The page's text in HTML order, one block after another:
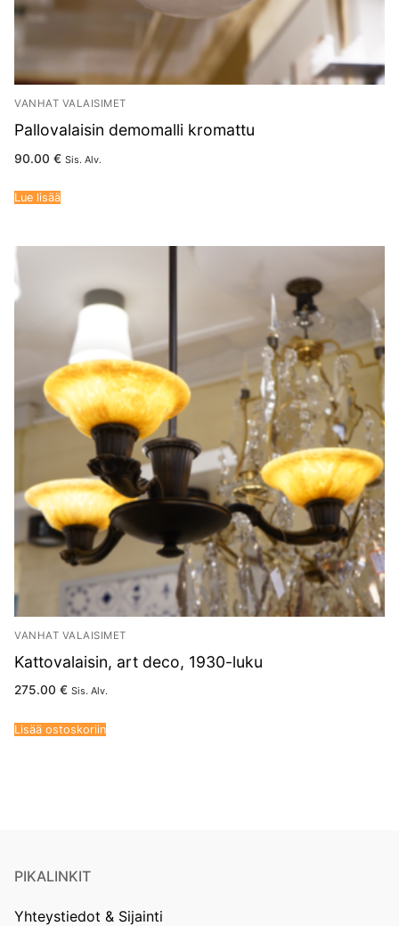
VANHAT VALAISIMET
Pallovalaisin demomalli kromattu
90.00 € Sis. Alv.
Lue lisää
VANHAT VALAISIMET
Kattovalaisin, art deco, 1930-luku
275.00 € Sis. Alv.
Lisää ostoskoriin
PIKALINKIT
Yhteystiedot & Sijainti